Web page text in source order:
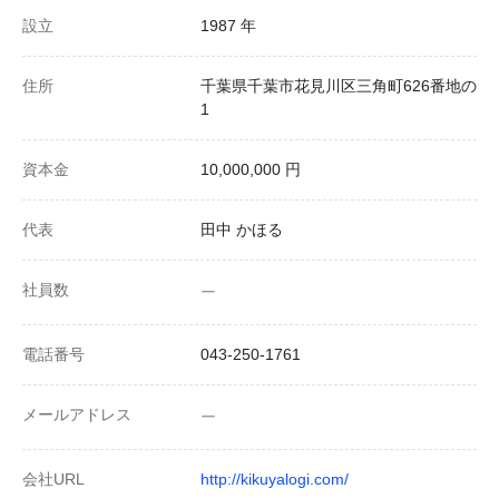
設立 1987 年
住所
千葉県千葉市花見川区三角町626番地の
1
資本金 10,000,000 円
代表 田中 かほる
社員数 ー
電話番号 043-250-1761
メールアドレス ー
会社URL http://kikuyalogi.com/